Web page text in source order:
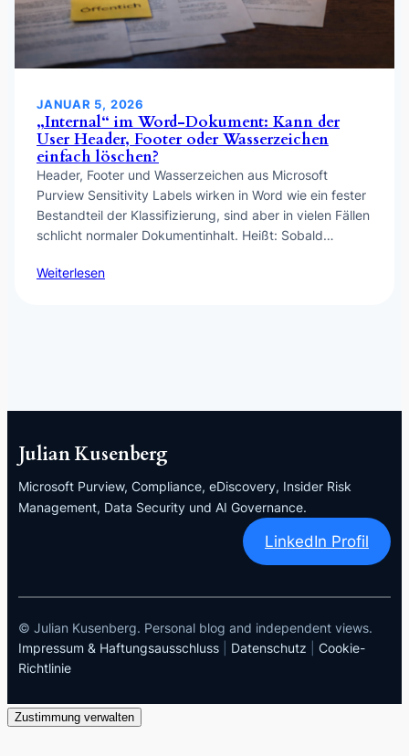
JANUAR 5, 2026
„Internal“ im Word-Dokument: Kann der
User Header, Footer oder Wasserzeichen
einfach löschen?
Header, Footer und Wasserzeichen aus Microsoft
Purview Sensitivity Labels wirken in Word wie ein fester
Bestandteil der Klassifizierung, sind aber in vielen Fällen
schlicht normaler Dokumentinhalt. Heißt: Sobald…
Weiterlesen
Julian Kusenberg
Microsoft Purview, Compliance, eDiscovery, Insider Risk
Management, Data Security und AI Governance.
LinkedIn Profil
© Julian Kusenberg. Personal blog and independent views.
Impressum & Haftungsausschluss
Datenschutz
Cookie-
Richtlinie
Zustimmung verwalten